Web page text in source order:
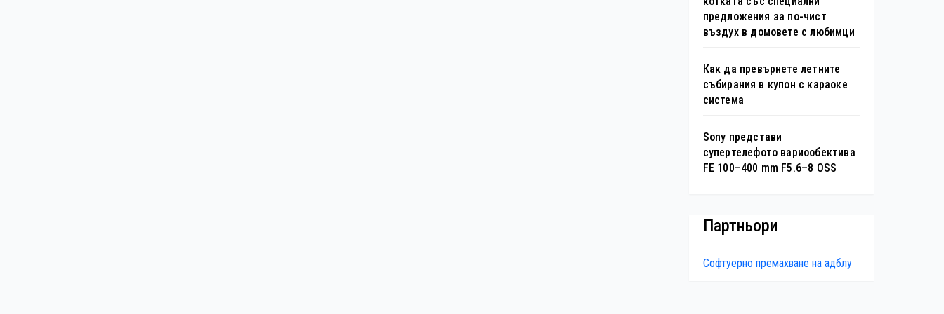
предложения за по-чист
въздух в домовете с любимци
Как да превърнете летните
събирания в купон с караоке
система
Sony представи
супертелефото вариообектива
FE 100–400 mm F5.6–8 OSS
Партньори
Софтуерно премахване на адблу